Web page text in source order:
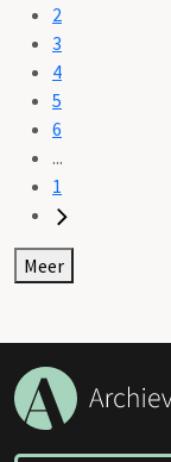
2
3
4
5
6
...
1
Meer